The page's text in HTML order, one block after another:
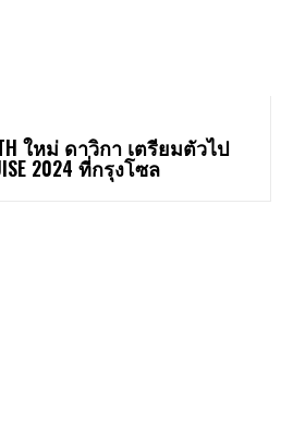
ใหม่ ดาวิกา เตรียมตัวไป
2024 ที่กรุงโซล